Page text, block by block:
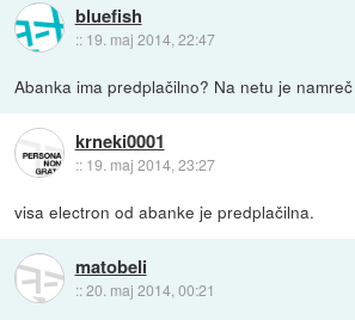
bluefish
:: 19. maj 2014, 22:47
Abanka ima predplačilno? Na netu je
krneki0001
:: 19. maj 2014, 23:27
visa electron od abanke je predplačilna.
matobeli
::20. maj 2014, 00:21